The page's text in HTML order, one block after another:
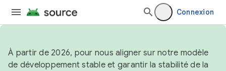
Connexion
À partir de 2026, pour nous aligner sur notre modèle
de développement stable et garantir la stabilité de la